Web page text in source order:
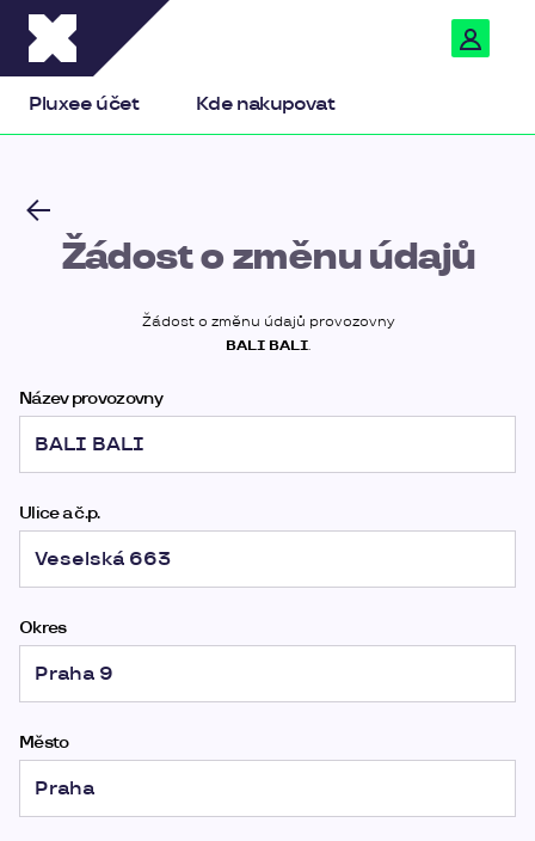
Pluxee účet Kde nakupovat
Žádost o změnu údajů
Žádost o změnu údajů provozovny
BALI BALI.
Název provozovny
Ulice a č.p.
Okres
Město